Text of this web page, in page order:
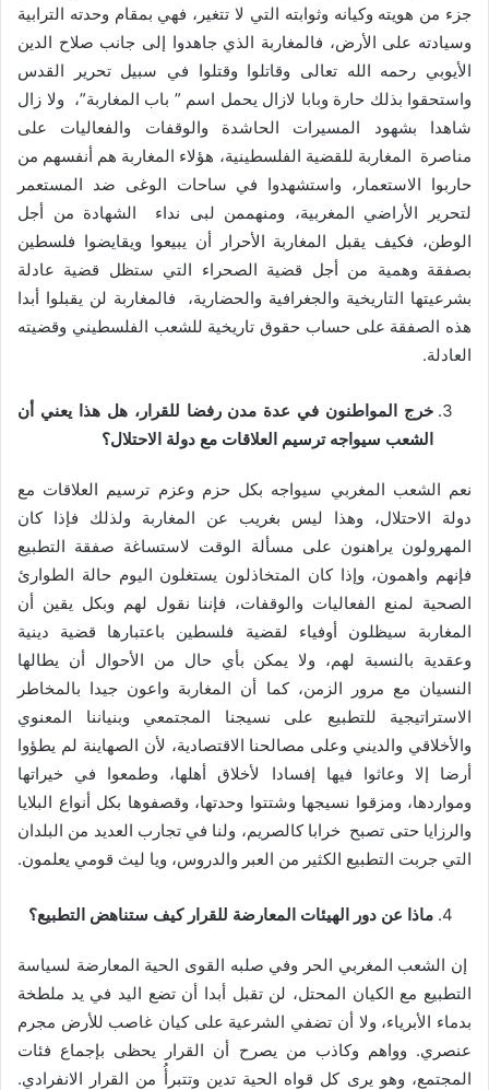
جزء من هويته وكيانه وثوابته التي لا تتغير، فهي بمقام وحدته الترابية
وسيادته على الأرض، فالمغاربة الذي جاهدوا إلى جانب صلاح الدين
الأيوبي رحمه الله تعالى وقاتلوا وقتلوا في سبيل تحرير القدس
واستحقوا بذلك حارة وبابا لازال يحمل اسم ” باب المغاربة”، ولا زال
شاهدا بشهود المسيرات الحاشدة والوقفات والفعاليات على
مناصرة المغاربة للقضية الفلسطينية، هؤلاء المغاربة هم أنفسهم من
حاربوا الاستعمار، واستشهدوا في ساحات الوغى ضد المستعمر
لتحرير الأراضي المغربية، ومنهممن لبى نداء الشهادة من أجل
الوطن، فكيف يقبل المغاربة الأحرار أن يبيعوا ويقايضوا فلسطين
بصفقة وهمية من أجل قضية الصحراء التي ستظل قضية عادلة
بشرعيتها التاريخية والجغرافية والحضارية، فالمغاربة لن يقبلوا أبدا
هذه الصفقة على حساب حقوق تاريخية للشعب الفلسطيني وقضيته
العادلة.
خرج المواطنون في عدة مدن رفضا للقرار، هل هذا يعني أن
الشعب سيواجه ترسيم العلاقات مع دولة الاحتلال؟
نعم الشعب المغربي سيواجه بكل حزم وعزم ترسيم العلاقات مع
دولة الاحتلال، وهذا ليس بغريب عن المغاربة ولذلك فإذا كان
المهرولون يراهنون على مسألة الوقت لاستساغة صفقة التطبيع
فإنهم واهمون، وإذا كان المتخاذلون يستغلون اليوم حالة الطوارئ
الصحية لمنع الفعاليات والوقفات، فإننا نقول لهم وبكل يقين أن
المغاربة سيظلون أوفياء لقضية فلسطين باعتبارها قضية دينية
وعقدية بالنسبة لهم، ولا يمكن بأي حال من الأحوال أن يطالها
النسيان مع مرور الزمن، كما أن المغاربة واعون جيدا بالمخاطر
الاستراتيجية للتطبيع على نسيجنا المجتمعي وبنياننا المعنوي
والأخلاقي والديني وعلى مصالحنا الاقتصادية، لأن الصهاينة لم يطؤوا
أرضا إلا وعاثوا فيها إفسادا لأخلاق أهلها، وطمعوا في خيراتها
ومواردها، ومزقوا نسيجها وشتتوا وحدتها، وقصفوها بكل أنواع البلايا
والرزايا حتى تصبح خرابا كالصريم، ولنا في تجارب العديد من البلدان
التي جربت التطبيع الكثير من العبر والدروس، ويا ليث قومي يعلمون.
ماذا عن دور الهيئات المعارضة للقرار كيف ستناهض التطبيع؟
إن الشعب المغربي الحر وفي صلبه القوى الحية المعارضة لسياسة
التطبيع مع الكيان المحتل، لن تقبل أبدا أن تضع اليد في يد ملطخة
بدماء الأبرياء، ولا أن تضفي الشرعية على كيان غاصب للأرض مجرم
عنصري. وواهم وكاذب من يصرح أن القرار يحظى بإجماع فئات
المجتمع، وهو يرى كل قواه الحية تدين وتتبرأُ من القرار الانفرادي.